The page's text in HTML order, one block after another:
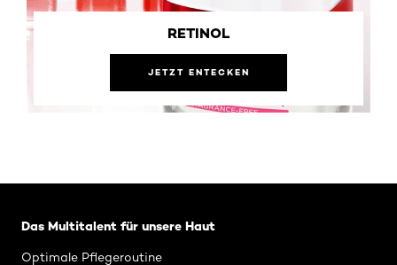
RETINOL
JETZT ENTECKEN
Das Multitalent für unsere Haut
Optimale Pflegeroutine